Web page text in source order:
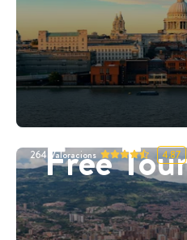
Free
264 Valoracions 4.87